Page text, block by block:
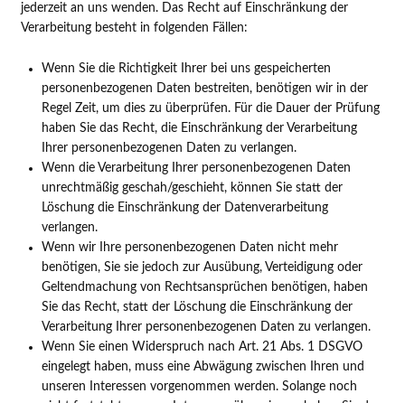
jederzeit an uns wenden. Das Recht auf Einschränkung der
Verarbeitung besteht in folgenden Fällen:
Wenn Sie die Richtigkeit Ihrer bei uns gespeicherten
personenbezogenen Daten bestreiten, benötigen wir in der
Regel Zeit, um dies zu überprüfen. Für die Dauer der Prüfung
haben Sie das Recht, die Einschränkung der Verarbeitung
Ihrer personenbezogenen Daten zu verlangen.
Wenn die Verarbeitung Ihrer personenbezogenen Daten
unrechtmäßig geschah/geschieht, können Sie statt der
Löschung die Einschränkung der Datenverarbeitung
verlangen.
Wenn wir Ihre personenbezogenen Daten nicht mehr
benötigen, Sie sie jedoch zur Ausübung, Verteidigung oder
Geltendmachung von Rechtsansprüchen benötigen, haben
Sie das Recht, statt der Löschung die Einschränkung der
Verarbeitung Ihrer personenbezogenen Daten zu verlangen.
Wenn Sie einen Widerspruch nach Art. 21 Abs. 1 DSGVO
eingelegt haben, muss eine Abwägung zwischen Ihren und
unseren Interessen vorgenommen werden. Solange noch